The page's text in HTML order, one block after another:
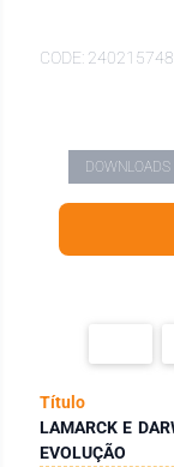
CODE: 240215748
DOWNLOADS
Título
LAMARCK E
EVOLUÇÃO